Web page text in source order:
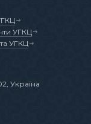
Україна
УГКЦ
УГКЦ